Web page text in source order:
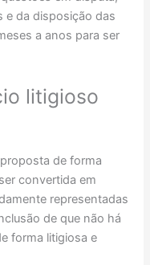
e da disposição das
a anos para ser
litigioso
de forma
convertida em
representadas
de que não há
forma litigiosa e